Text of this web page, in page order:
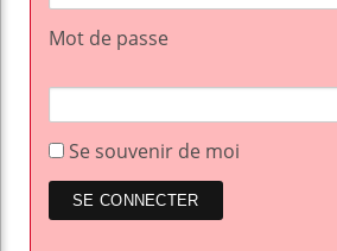
Mot de passe
Se souvenir de moi